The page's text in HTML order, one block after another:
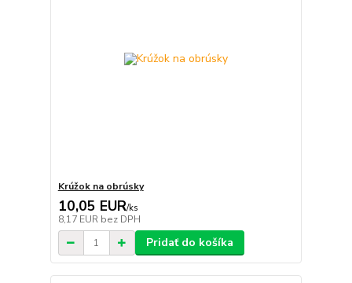
Krúžok na obrúsky
10,05 EUR/ks
8,17 EUR bez DPH
Pridať do košíka